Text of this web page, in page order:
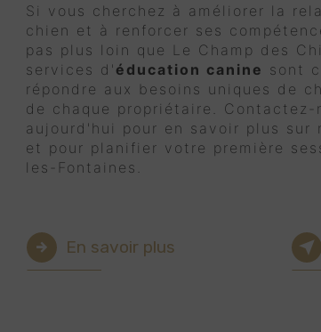
Si vous cherchez à améliorer la
chien et à renforcer ses
pas plus loin que Le Champ des
services d' éducation canine sont
répondre aux besoins uniques de
de chaque propriétaire. Contactez-
aujourd'hui pour en savoir plus sur
et pour planifier votre première
les-Fontaines.
En savoir plus